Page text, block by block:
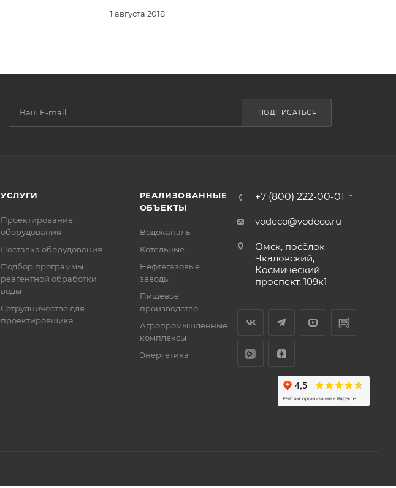
1 августа 2018
ПОДПИСАТЬСЯ
УСЛУГИ
Проектирование
оборудования
Поставка оборудования
Подбор программы
реагентной обработки
воды
Сотрудничество для
проектировщика
РЕАЛИЗОВАННЫЕ
ОБЪЕКТЫ
Водоканалы
Котельные
Нефтегазовые
заводы
Пищевое
производство
Агропромышленные
комплексы
Энергетика
+7 (800) 222-00-01
vodeco@vodeco.ru
Омск, посёлок
Чкаловский,
Космический
проспект, 109к1